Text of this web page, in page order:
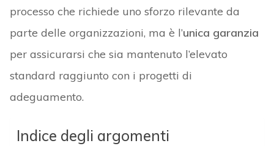
processo che richiede uno sforzo rilevante da
parte delle organizzazioni, ma è l’unica garanzia
per assicurarsi che sia mantenuto l’elevato
standard raggiunto con i progetti di
adeguamento.
Indice degli argomenti